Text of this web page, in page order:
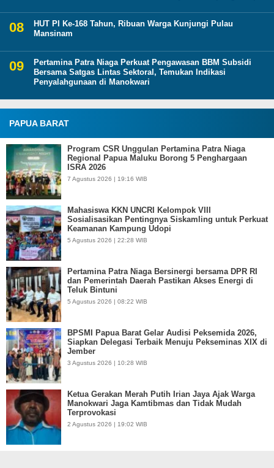
HUT PI Ke-168 Tahun, Ribuan Warga Kunjungi Pulau
Mansinam
Pertamina Patra Niaga Perkuat Pengawasan BBM Subsidi
Bersama Satgas Lintas Sektoral, Temukan Indikasi
Penyalahgunaan di Manokwari
PAPUA BARAT
Program CSR Unggulan Pertamina Patra Niaga
Regional Papua Maluku Borong 5 Penghargaan
ISRA 2026
7 Agustus 2026 | 19:16 WIB
Mahasiswa KKN UNCRI Kelompok VIII
Sosialisasikan Pentingnya Siskamling untuk Perkuat
Keamanan Kampung Udopi
5 Agustus 2026 | 22:28 WIB
Pertamina Patra Niaga Bersinergi bersama DPR RI
dan Pemerintah Daerah Pastikan Akses Energi di
Teluk Bintuni
5 Agustus 2026 | 08:22 WIB
BPSMI Papua Barat Gelar Audisi Peksemida 2026,
Siapkan Delegasi Terbaik Menuju Pekseminas XIX di
Jember
3 Agustus 2026 | 10:28 WIB
Ketua Gerakan Merah Putih Irian Jaya Ajak Warga
Manokwari Jaga Kamtibmas dan Tidak Mudah
Terprovokasi
2 Agustus 2026 | 19:02 WIB